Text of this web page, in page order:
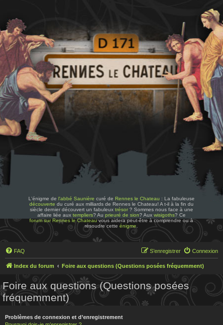
L'énigme de l'abbé Saunière curé de Rennes le Chateau : La fabuleuse
découverte du curé aux milliards de Rennes le Chateau! A t-il à la fin du
siècle dernier découvert un fabuleux trésor? Sommes nous face à une
affaire liée aux templiers? Au prieuré de sion? Aux wisigoths? Ce
forum sur Rennes le Chateauvous aidera peut-être à comprendre ou à
résoudre cetteénigme
FAQ Connexion
S’enregistrer
Index du forum Foire aux questions (Questions posées fréquemment)
Foire aux questions (Questions posées
fréquemment)
Problèmes de connexion et d’enregistrement